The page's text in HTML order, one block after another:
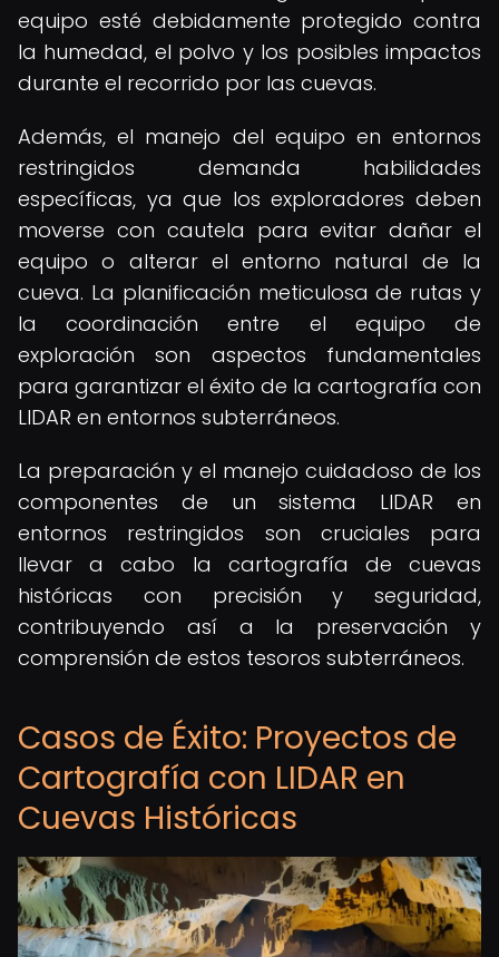
equipo esté debidamente protegido contra
la humedad, el polvo y los posibles impactos
durante el recorrido por las cuevas.
Además, el manejo del equipo en entornos
restringidos demanda habilidades
específicas, ya que los exploradores deben
moverse con cautela para evitar dañar el
equipo o alterar el entorno natural de la
cueva. La planificación meticulosa de rutas y
la coordinación entre el equipo de
exploración son aspectos fundamentales
para garantizar el éxito de la cartografía con
LIDAR en entornos subterráneos.
La preparación y el manejo cuidadoso de los
componentes de un sistema LIDAR en
entornos restringidos son cruciales para
llevar a cabo la cartografía de cuevas
históricas con precisión y seguridad,
contribuyendo así a la preservación y
comprensión de estos tesoros subterráneos.
Casos de Éxito: Proyectos de
Cartografía con LIDAR en
Cuevas Históricas